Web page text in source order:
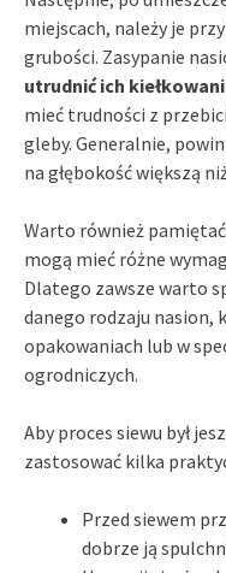
miejscach, należy je
grubości. Zasypanie
utrudnić ich
mieć trudności z
gleby. Generalnie,
na głębokość większą
Warto również
mogą mieć różne
Dlatego zawsze warto
danego rodzaju nasion,
opakowaniach lub w
ogrodniczych.
Aby proces siewu był
zastosować kilka
Przed siewem
dobrze ją